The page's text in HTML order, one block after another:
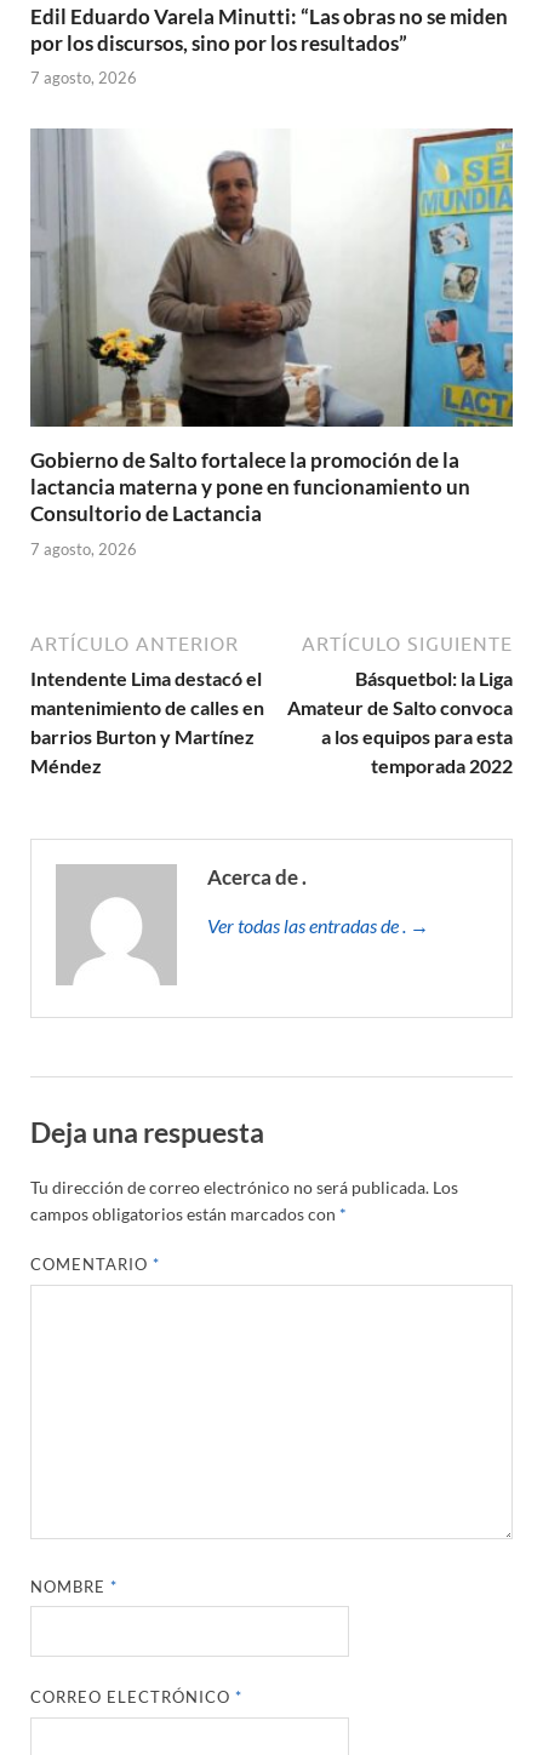
Edil Eduardo Varela Minutti: “Las obras no se miden
por los discursos, sino por los resultados”
7 agosto, 2026
Gobierno de Salto fortalece la promoción de la
lactancia materna y pone en funcionamiento un
Consultorio de Lactancia
7 agosto, 2026
ARTÍCULO ANTERIOR
Intendente Lima destacó el
mantenimiento de calles en
barrios Burton y Martínez
Méndez
ARTÍCULO SIGUIENTE
Básquetbol: la Liga
Amateur de Salto convoca
a los equipos para esta
temporada 2022
Acerca de .
Ver todas las entradas de . →
Deja una respuesta
Tu dirección de correo electrónico no será publicada. Los
campos obligatorios están marcados con *
COMENTARIO*
NOMBRE*
CORREO ELECTRÓNICO*